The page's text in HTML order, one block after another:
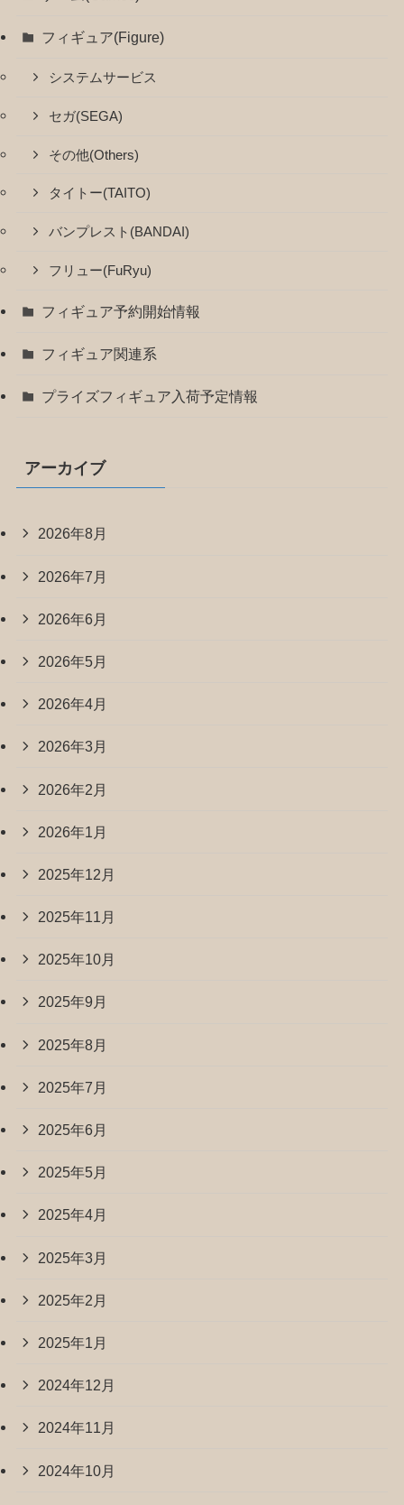
フィギュア(Figure)
システムサービス
セガ(SEGA)
その他(Others)
タイトー(TAITO)
バンプレスト(BANDAI)
フリュー(FuRyu)
フィギュア予約開始情報
フィギュア関連系
プライズフィギュア入荷予定情報
アーカイブ
2026年8月
2026年7月
2026年6月
2026年5月
2026年4月
2026年3月
2026年2月
2026年1月
2025年12月
2025年11月
2025年10月
2025年9月
2025年8月
2025年7月
2025年6月
2025年5月
2025年4月
2025年3月
2025年2月
2025年1月
2024年12月
2024年11月
2024年10月